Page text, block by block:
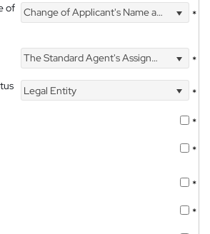
of
Change of Applicant's Name and Address *
The Standard Agent's Assignment
*
Legal Entity
*
*
*
*
*